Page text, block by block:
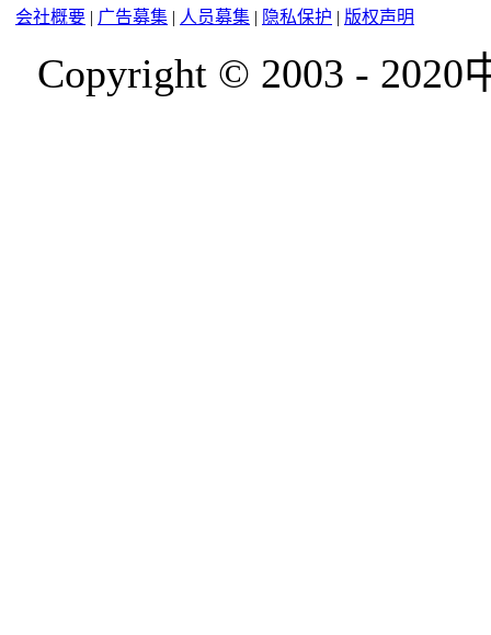
会社概要 | 广告募集 | 人员募集 | 隐私保护 | 版权声明
Copyright © 2003 -